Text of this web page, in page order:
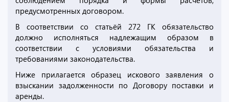
предусмотренных договором.
В соответствии со статьёй 272 ГК обязательство
должно исполняться надлежащим образом в
соответствии с условиями обязательства и
требованиями законодательства.
Ниже прилагается образец искового заявления о
взыскании задолженности по Договору поставки и
аренды.